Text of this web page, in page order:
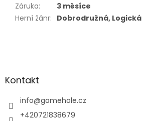
Záruka:
3 měsíce
Herní žánr: Dobrodružná, Logická
aKontakt
info@gamehole.cz
+420721838679